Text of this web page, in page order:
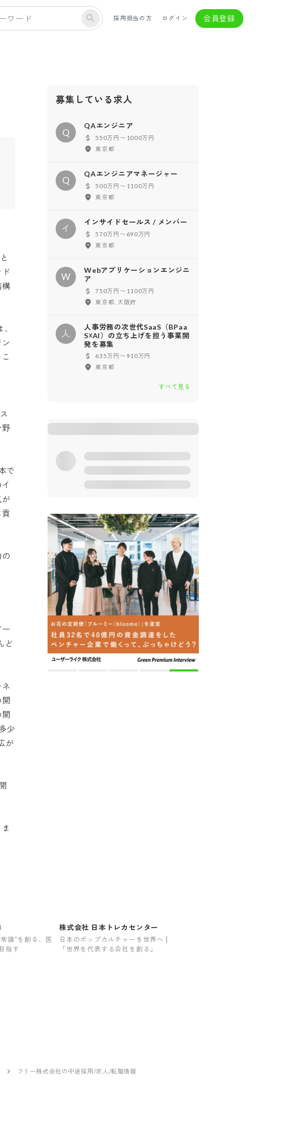
採用担当の方 ログイン 会員登録
構
野
で
が
ど
少
が
募集している求人
Q
QAエンジニア
550万円〜1000万円
東京都
Q
QAエンジニアマネージャー
500万円〜1100万円
東京都
イ
インサイドセールス / メンバー
570万円〜690万円
東京都
W
Webアプリケーションエンジニ
ア
750万円〜1100万円
東京都, 大阪府
人
人事労務の次世代SaaS（BPaa
S☓AI）の立ち上げを担う事業開
発を募集
635万円〜910万円
東京都
すべて見る
識”を創る、医
指す
株式会社 日本トレカセンター
日本のポップカルチャーを世界へ |
「世界を代表する会社を創る」
フリー株式会社の中途採用/求人/転職情報